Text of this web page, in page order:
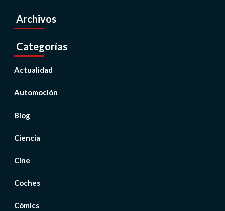
Archivos
Categorías
Actualidad
Automoción
Blog
Ciencia
Cine
Coches
Cómics